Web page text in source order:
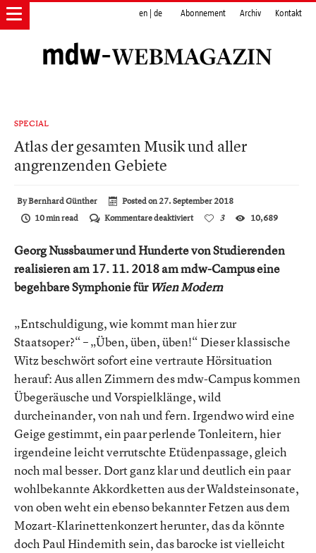
en de Abonnement Archiv Kontakt
SPECIAL
Atlas der gesamten Musik und aller
angrenzenden Gebiete
ByBernhard Günther Posted on27. September 2018
10 min read
Kommentare deaktiviertfür
gesamten
Musik
und
aller
angrenzenden
3 10,689
Georg Nussbaumer und Hunderte von Studierenden
realisieren am 17. 11. 2018 am mdw-Campus eine
begehbare Symphonie fürWien Modern
„Entschuldigung, wie kommt man hier zur
Staatsoper?“ – „Üben, üben, üben!“ Dieser klassische
Witz beschwört sofort eine vertraute Hörsituation
herauf: Aus allen Zimmern des mdw-Campus kommen
Übegeräusche und Vorspielklänge, wild
durcheinander, von nah und fern. Irgendwo wird eine
Geige gestimmt, ein paar perlende Tonleitern, hier
irgendeine leicht verrutschte Etüdenpassage, gleich
noch mal besser. Dort ganz klar und deutlich ein paar
wohlbekannte Akkordketten aus der Waldsteinsonate,
von oben weht ein ebenso bekannter Fetzen aus dem
Mozart-Klarinettenkonzert herunter, das da könnte
doch Paul Hindemith sein, das barocke ist vielleicht